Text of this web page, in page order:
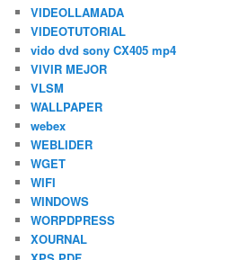
VIDEOLLAMADA
VIDEOTUTORIAL
vido dvd sony CX405 mp4
VIVIR MEJOR
VLSM
WALLPAPER
webex
WEBLIDER
WGET
WIFI
WINDOWS
WORPDPRESS
XOURNAL